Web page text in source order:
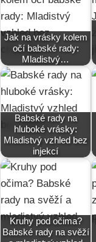
Jak na vrásky kolem
očí babské rady:
Mladistvý…
Babské rady na
hluboké vrásky:
Mladistvý vzhled bez
injekcí
Kruhy pod očima?
Babské rady na svěží